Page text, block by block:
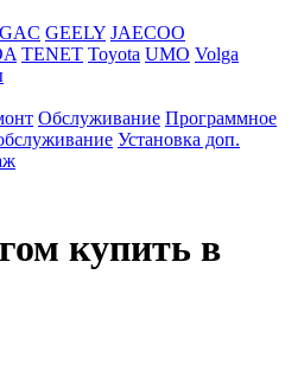
GAC GEELY JAECOO
TENET Toyota UMO Volga
Обслуживание Программное
Установка доп.
купить в